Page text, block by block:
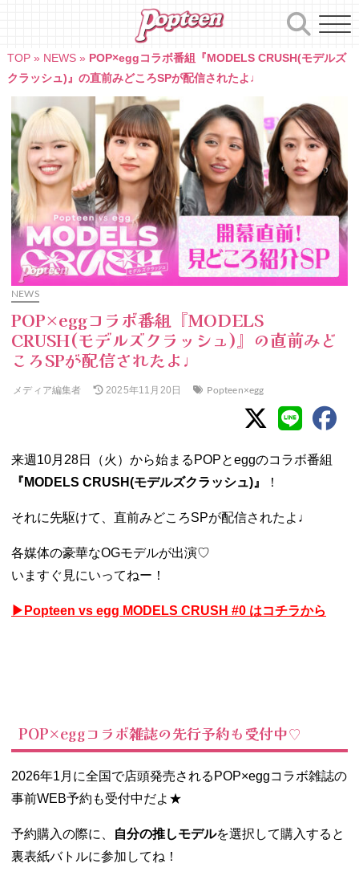
TOP» NEWS» POP×eggコラボ番組『MODELS CRUSH(モデルズ
クラッシュ)』の直前みどころSPが配信されたよ♩
NEWS
POP×eggコラボ番組『MODELS
CRUSH(モデルズクラッシュ)』の直前みど
ころSPが配信されたよ♩
メディア編集者 2025年11月20日 Popteen×egg
来週10月28日（火）から始まるPOPとeggのコラボ番組
『MODELS CRUSH(モデルズクラッシュ)』
！
それに先駆けて、直前みどころSPが配信されたよ♩
各媒体の豪華なOGモデルが出演♡
いますぐ見にいってねー！
▶︎ Popteen vs egg MODELS CRUSH #0 はコチラから
POP×eggコラボ雑誌の先行予約も受付中♡
2026年1月に全国で店頭発売されるPOP×eggコラボ雑誌の
事前WEB予約も受付中だよ★
予約購入の際に、 自分の推しモデルを選択して購入すると
裏表紙バトルに参加してね！